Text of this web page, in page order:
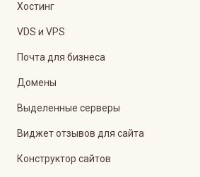
Хостинг
VDS и VPS
Почта для бизнеса
Домены
Выделенные серверы
Виджет отзывов для сайта
Конструктор сайтов